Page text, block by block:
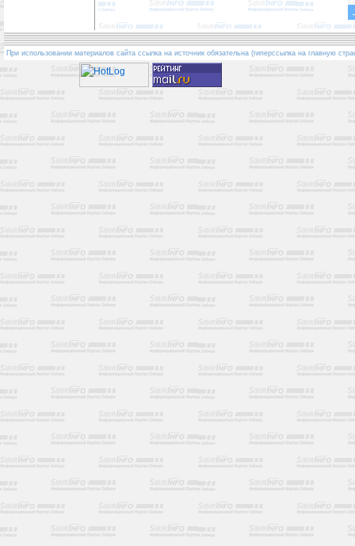
При использовании материалов сайта ссылка на источник обязательна (гиперссылка на главную